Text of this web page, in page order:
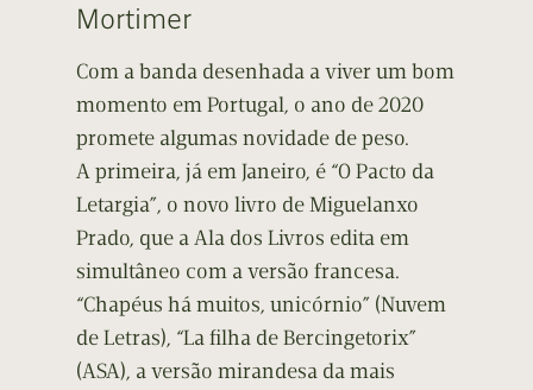
Mortimer
Com a banda desenhada a viver um bom
momento em Portugal, o ano de 2020
promete algumas novidade de peso.
A primeira, já em Janeiro, é “O Pacto da
Letargia”, o novo livro de Miguelanxo
Prado, que a Ala dos Livros edita em
simultâneo com a versão francesa.
“Chapéus há muitos, unicórnio” (Nuvem
de Letras), “La filha de Bercingetorix”
(ASA), a versão mirandesa da mais